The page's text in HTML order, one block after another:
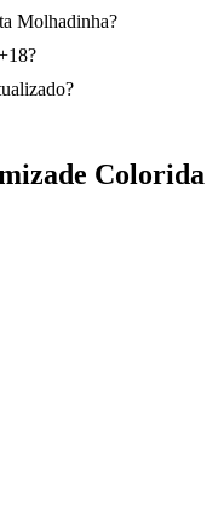
Molhadinha?
Colorida